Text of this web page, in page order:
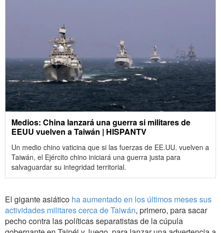
Medios: China lanzará una guerra si militares de
EEUU vuelven a Taiwán | HISPANTV
Un medio chino vaticina que si las fuerzas de EE.UU. vuelven a
Taiwán, el Ejército chino iniciará una guerra justa para
salvaguardar su integridad territorial.
El gigante asiático ha aumentado en los últimos meses sus
actividades militares cerca de Taiwán, primero, para sacar
pecho contra las políticas separatistas de la cúpula